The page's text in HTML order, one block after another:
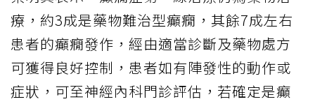
療，約3成是藥物難治型癲癇，其餘7成左右
患者的癲癇發作，經由適當診斷及藥物處方
可獲得良好控制，患者如有陣發性的動作或
症狀，可至神經內科門診評估，若確定是癲